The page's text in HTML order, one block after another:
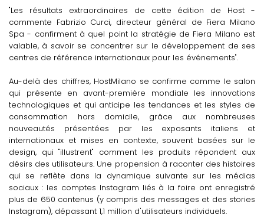
"Les résultats extraordinaires de cette édition de Host -
commente Fabrizio Curci, directeur général de Fiera Milano
Spa - confirment à quel point la stratégie de Fiera Milano est
valable, à savoir se concentrer sur le développement de ses
centres de référence internationaux pour les événements".
Au-delà des chiffres, HostMilano se confirme comme le salon
qui présente en avant-première mondiale les innovations
technologiques et qui anticipe les tendances et les styles de
consommation hors domicile, grâce aux nombreuses
nouveautés présentées par les exposants italiens et
internationaux et mises en contexte, souvent basées sur le
design, qui "illustrent" comment les produits répondent aux
désirs des utilisateurs. Une propension à raconter des histoires
qui se reflète dans la dynamique suivante sur les médias
sociaux : les comptes Instagram liés à la foire ont enregistré
plus de 650 contenus (y compris des messages et des stories
Instagram), dépassant 1,1 million d'utilisateurs individuels.